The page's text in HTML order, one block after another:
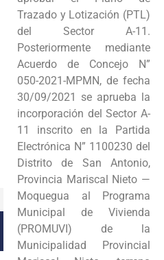
Intranet
Trazado y Lotización (PTL)
del Sector A-11.
Posteriormente mediante
Acuerdo de Concejo N”
050-2021-MPMN, de fecha
30/09/2021 se aprueba la
incorporación del Sector A-
11 inscrito en la Partida
Electrónica N” 1100230 del
Distrito de San Antonio,
Provincia Mariscal Nieto —
Moquegua al Programa
Municipal de Vivienda
(PROMUVI) de la
Municipalidad Provincial